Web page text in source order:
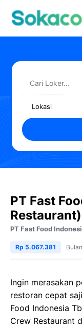
PT Fast
PT Fast Food
Rp 5.067.381
Ingin merasakan
restoran cepat
Food Indonesia
Crew Restaurant